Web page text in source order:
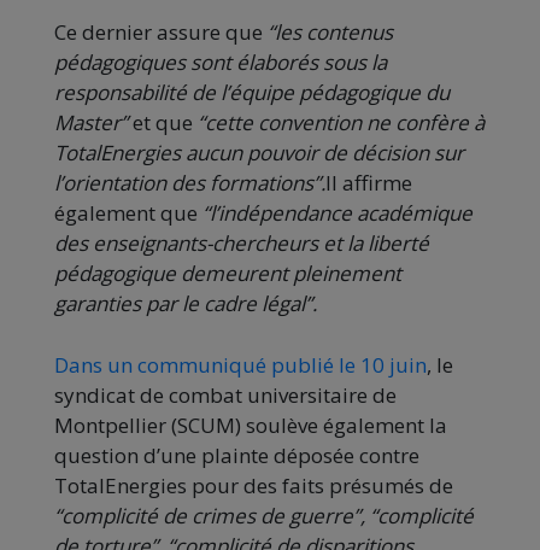
Ce dernier assure que “les contenus
pédagogiques sont élaborés sous la
responsabilité de l’équipe pédagogique du
Master”et que “cette convention ne confère à
TotalEnergies aucun pouvoir de décision sur
l’orientation des formations”.Il affirme
également que “l’indépendance académique
des enseignants-chercheurs et la liberté
pédagogique demeurent pleinement
garanties par le cadre légal”.
Dans un communiqué publié le 10 juin, le
syndicat de combat universitaire de
Montpellier (SCUM) soulève également la
question d’une plainte déposée contre
TotalEnergies pour des faits présumés de
“complicité de crimes de guerre”, “complicité